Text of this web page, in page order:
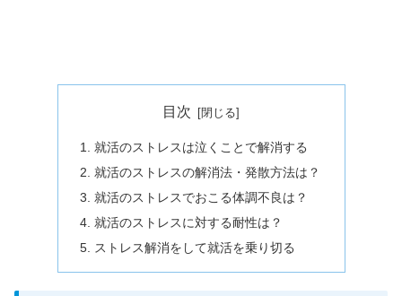
目次
就活のストレスは泣くことで解消する
就活のストレスの解消法・発散方法は？
就活のストレスでおこる体調不良は？
就活のストレスに対する耐性は？
ストレス解消をして就活を乗り切る